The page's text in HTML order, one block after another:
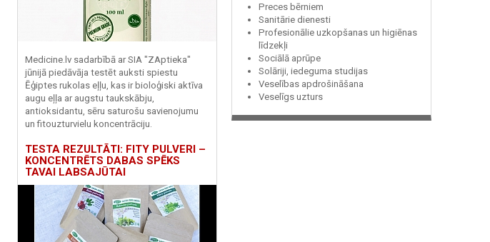
Medicine.lv sadarbībā ar SIA "ZAptieka"
jūnijā piedāvāja testēt auksti spiestu
Ēģiptes rukolas eļļu, kas ir bioloģiski aktīva
augu eļļa ar augstu taukskābju,
antioksidantu, sēru saturošu savienojumu
un fitouzturvielu koncentrāciju.
TESTA REZULTĀTI: FITY PULVERI –
KONCENTRĒTS DABAS SPĒKS
TAVAI LABSAJŪTAI
Preces bērniem
Sanitārie dienesti
Profesionālie uzkopšanas un higiēnas
līdzekļi
Sociālā aprūpe
Solāriji, iedeguma studijas
Veselības apdrošināšana
Veselīgs uzturs